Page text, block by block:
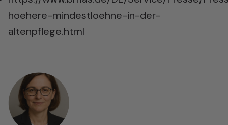
hoehere-mindestloehne-in-der-
altenpflege.html